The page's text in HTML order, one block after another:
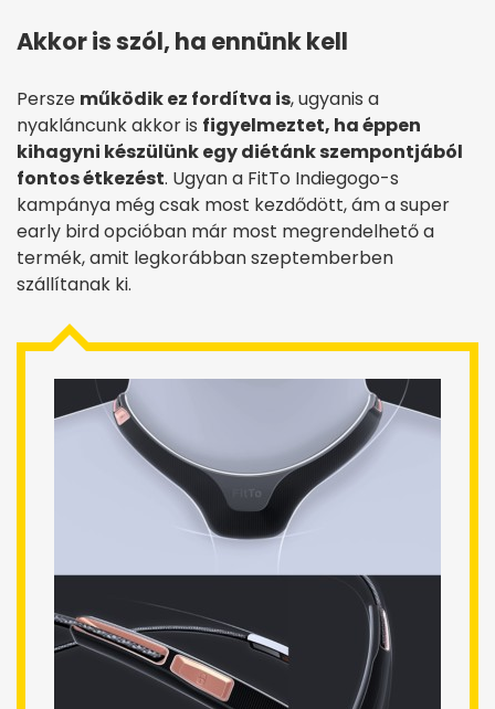
Akkor is szól, ha ennünk kell
Persze működik ez fordítva is, ugyanis a
nyakláncunk akkor is figyelmeztet, ha éppen
kihagyni készülünk egy diétánk szempontjából
fontos étkezést. Ugyan a FitTo Indiegogo-s
kampánya még csak most kezdődött, ám a super
early bird opcióban már most megrendelhető a
termék, amit legkorábban szeptemberben
szállítanak ki.